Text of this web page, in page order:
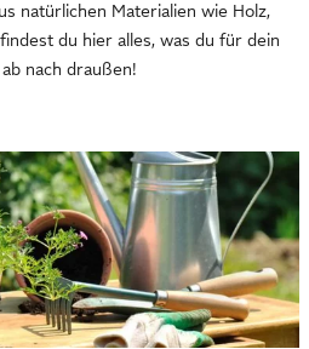
natürlichen Materialien wie Holz,
du hier alles, was du für dein
nach draußen!